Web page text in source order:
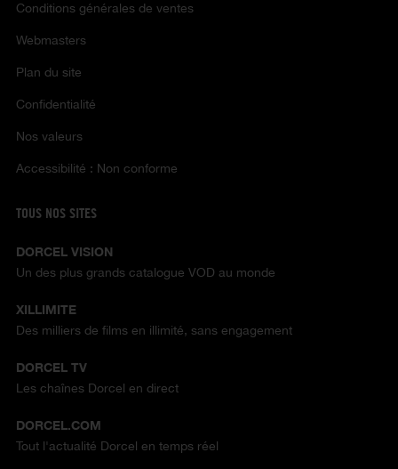
Conditions générales de ventes
Webmasters
Plan du site
Confidentialité
Nos valeurs
Accessibilité : Non conforme
TOUS NOS SITES
DORCEL VISION
Un des plus grands catalogue VOD au monde
XILLIMITE
Des milliers de films en illimité, sans engagement
DORCEL TV
Les chaînes Dorcel en direct
DORCEL.COM
Tout l'actualité Dorcel en temps réel